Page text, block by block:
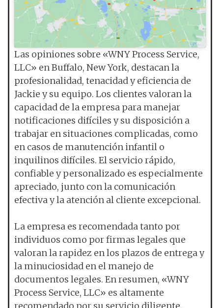
Las opiniones sobre «WNY Process Service,
LLC» en Buffalo, New York, destacan la
profesionalidad, tenacidad y eficiencia de
Jackie y su equipo. Los clientes valoran la
capacidad de la empresa para manejar
notificaciones difíciles y su disposición a
trabajar en situaciones complicadas, como
en casos de manutención infantil o
inquilinos difíciles. El servicio rápido,
confiable y personalizado es especialmente
apreciado, junto con la comunicación
efectiva y la atención al cliente excepcional.
La empresa es recomendada tanto por
individuos como por firmas legales que
valoran la rapidez en los plazos de entrega y
la minuciosidad en el manejo de
documentos legales. En resumen, «WNY
Process Service, LLC» es altamente
recomendado por su servicio diligente,